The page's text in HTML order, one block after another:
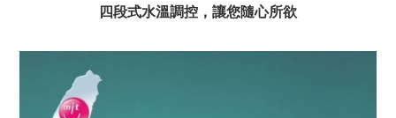
四段式水溫調控，讓您隨心所欲